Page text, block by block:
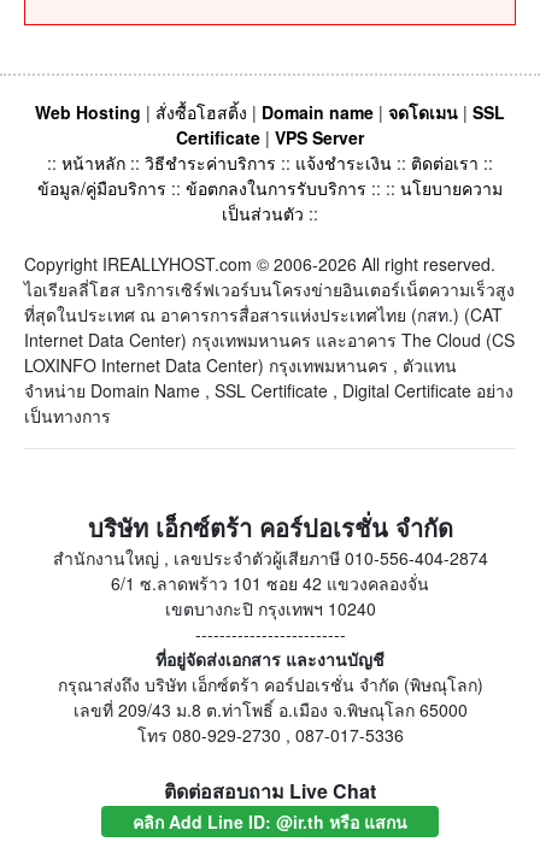
Web Hosting | สั่งซื้อโฮสติ้ง | Domain name | จดโดเมน | SSL
Certificate | VPS Server
:: หน้าหลัก :: วิธีชำระค่าบริการ :: แจ้งชำระเงิน :: ติดต่อเรา ::
ข้อมูล/คู่มือบริการ :: ข้อตกลงในการรับบริการ :: :: นโยบายความ
เป็นส่วนตัว ::
Copyright IREALLYHOST.com © 2006-2026 All right reserved.
ไอเรียลลี่โฮส บริการเซิร์ฟเวอร์บนโครงข่ายอินเตอร์เน็ตความเร็วสูง
ที่สุดในประเทศ ณ อาคารการสื่อสารแห่งประเทศไทย (กสท.) (CAT
Internet Data Center) กรุงเทพมหานคร และอาคาร The Cloud (CS
LOXINFO Internet Data Center) กรุงเทพมหานคร , ตัวแทน
จำหน่าย Domain Name , SSL Certificate , Digital Certificate อย่าง
เป็นทางการ
บริษัท เอ็กซ์ตร้า คอร์ปอเรชั่น จำกัด
สำนักงานใหญ่ , เลขประจำตัวผู้เสียภาษี 010-556-404-2874
6/1 ซ.ลาดพร้าว 101 ซอย 42 แขวงคลองจั่น
เขตบางกะปิ กรุงเทพฯ 10240
-------------------------
ที่อยู่จัดส่งเอกสาร และงานบัญชี
กรุณาส่งถึง บริษัท เอ็กซ์ตร้า คอร์ปอเรชั่น จำกัด (พิษณุโลก)
เลขที่ 209/43 ม.8 ต.ท่าโพธิ์ อ.เมือง จ.พิษณุโลก 65000
โทร 080-929-2730 , 087-017-5336
ติดต่อสอบถาม Live Chat
คลิก Add Line ID: @ir.th หรือ แสกน